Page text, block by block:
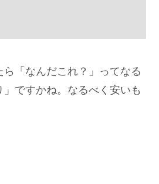
「なんだこれ？」ってなる
ですかね。なるべく安いも